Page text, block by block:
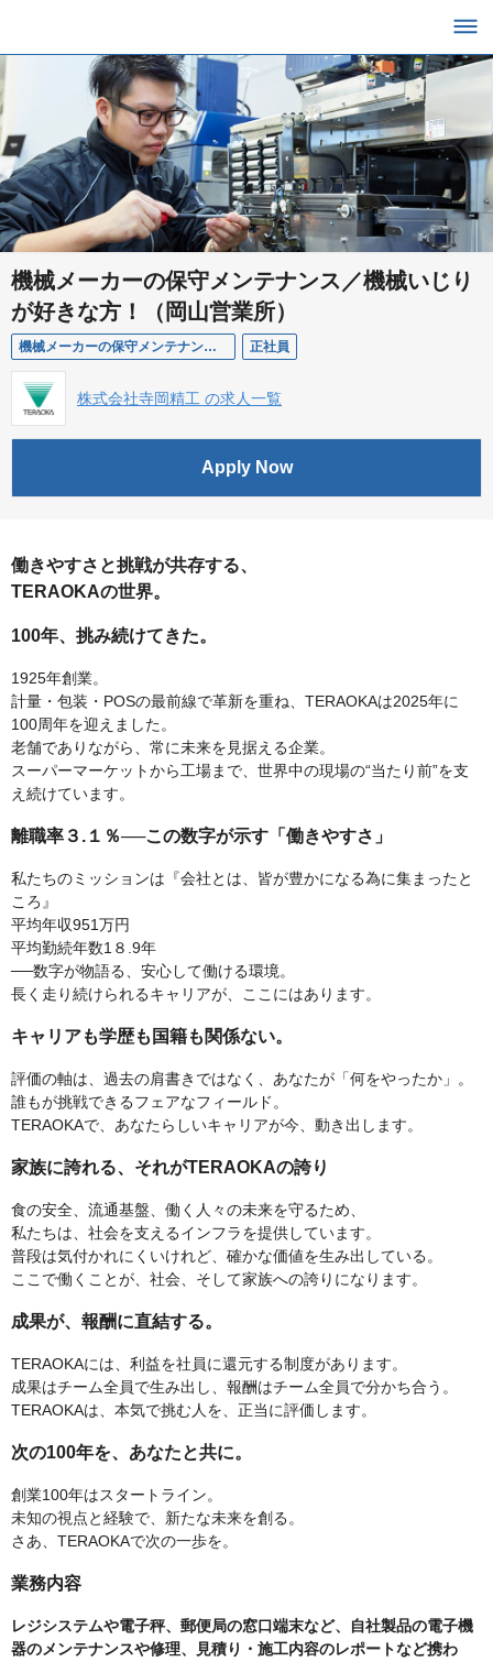
機械メーカーの保守メンテナンス／機械いじり
が好きな方！（岡山営業所）
機械メーカーの保守メンテナンス／機械いじりが好きな方！（岡山営業所） 正社員
株式会社寺岡精工 の求人一覧
Apply Now
働きやすさと挑戦が共存する、
TERAOKAの世界。
100年、挑み続けてきた。
1925年創業。
計量・包装・POSの最前線で革新を重ね、TERAOKAは2025年に
100周年を迎えました。
老舗でありながら、常に未来を見据える企業。
スーパーマーケットから工場まで、世界中の現場の“当たり前”を支
え続けています。
離職率３.１％──この数字が示す「働きやすさ」
私たちのミッションは『会社とは、皆が豊かになる為に集まったと
ころ』
平均年収951万円
平均勤続年数1８.9年
──数字が物語る、安心して働ける環境。
長く走り続けられるキャリアが、ここにはあります。
キャリアも学歴も国籍も関係ない。
評価の軸は、過去の肩書きではなく、あなたが「何をやったか」。
誰もが挑戦できるフェアなフィールド。
TERAOKAで、あなたらしいキャリアが今、動き出します。
家族に誇れる、それがTERAOKAの誇り
食の安全、流通基盤、働く人々の未来を守るため、
私たちは、社会を支えるインフラを提供しています。
普段は気付かれにくいけれど、確かな価値を生み出している。
ここで働くことが、社会、そして家族への誇りになります。
成果が、報酬に直結する。
TERAOKAには、利益を社員に還元する制度があります。
成果はチーム全員で生み出し、報酬はチーム全員で分かち合う。
TERAOKAは、本気で挑む人を、正当に評価します。
次の100年を、あなたと共に。
創業100年はスタートライン。
未知の視点と経験で、新たな未来を創る。
さあ、TERAOKAで次の一歩を。
業務内容
レジシステムや電子秤、郵便局の窓口端末など、自社製品の電子機
器のメンテナンスや修理、見積り・施工内容のレポートなど携わ